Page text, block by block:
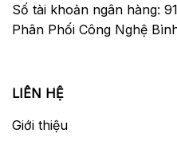
Số tài khoản ngân hàng:
Phân Phối Công Nghệ
LIÊN HỆ
Giới thiệu